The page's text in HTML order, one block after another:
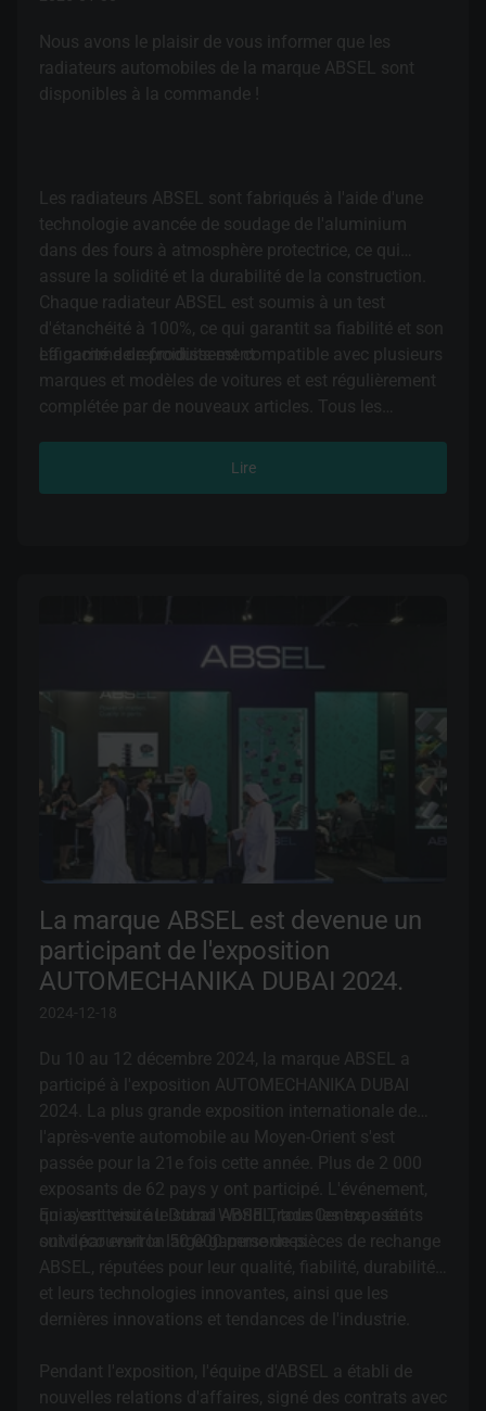
Nous avons le plaisir de vous informer que les
radiateurs automobiles de la marque ABSEL sont
disponibles à la commande !
Les radiateurs ABSEL sont fabriqués à l'aide d'une
technologie avancée de soudage de l'aluminium
dans des fours à atmosphère protectrice, ce qui
assure la solidité et la durabilité de la construction.
Chaque radiateur ABSEL est soumis à un test
d'étanchéité à 100%, ce qui garantit sa fiabilité et son
efficacité de refroidissement.
La gamme de produits est compatible avec plusieurs
marques et modèles de voitures et est régulièrement
complétée par de nouveaux articles. Tous les
en termes de caractéristiques et de paramètres.
Lire
La marque ABSEL est devenue un
participant de l'exposition
AUTOMECHANIKA DUBAI 2024.
2024-12-18
Du 10 au 12 décembre 2024, la marque ABSEL a
participé à l'exposition AUTOMECHANIKA DUBAI
2024. La plus grande exposition internationale de
l'après-vente automobile au Moyen-Orient s'est
passée pour la 21e fois cette année. Plus de 2 000
exposants de 62 pays y ont participé. L'événement,
qui s'est tenu au Dubai World Trade Centre, a été
suivi par environ 50 000 personnes.
En ayant visité le stand ABSEL, tous les exposants
ont découvert la large gamme de pièces de rechange
ABSEL, réputées pour leur qualité, fiabilité, durabilité
et leurs technologies innovantes, ainsi que les
dernières innovations et tendances de l'industrie.
Pendant l'exposition, l'équipe d'ABSEL a établi de
nouvelles relations d'affaires, signé des contrats avec